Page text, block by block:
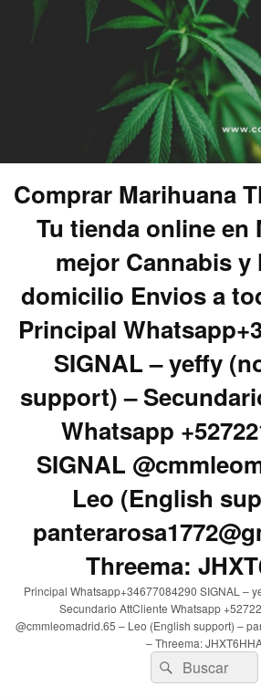
Comprar Marihuana
Tu tienda online en
mejor Cannabis y
domicilio Envios a
Principal
SIGNAL – yeffy
support) –
Whatsapp
SIGNAL
Leo (English
Threema:
Principal Whatsapp+34677084290 SIGNAL –
Secundario AttCliente Whatsapp
@cmmleomadrid.65 – Leo (English support) –
– Threema:
Buscar
por:
Buscar